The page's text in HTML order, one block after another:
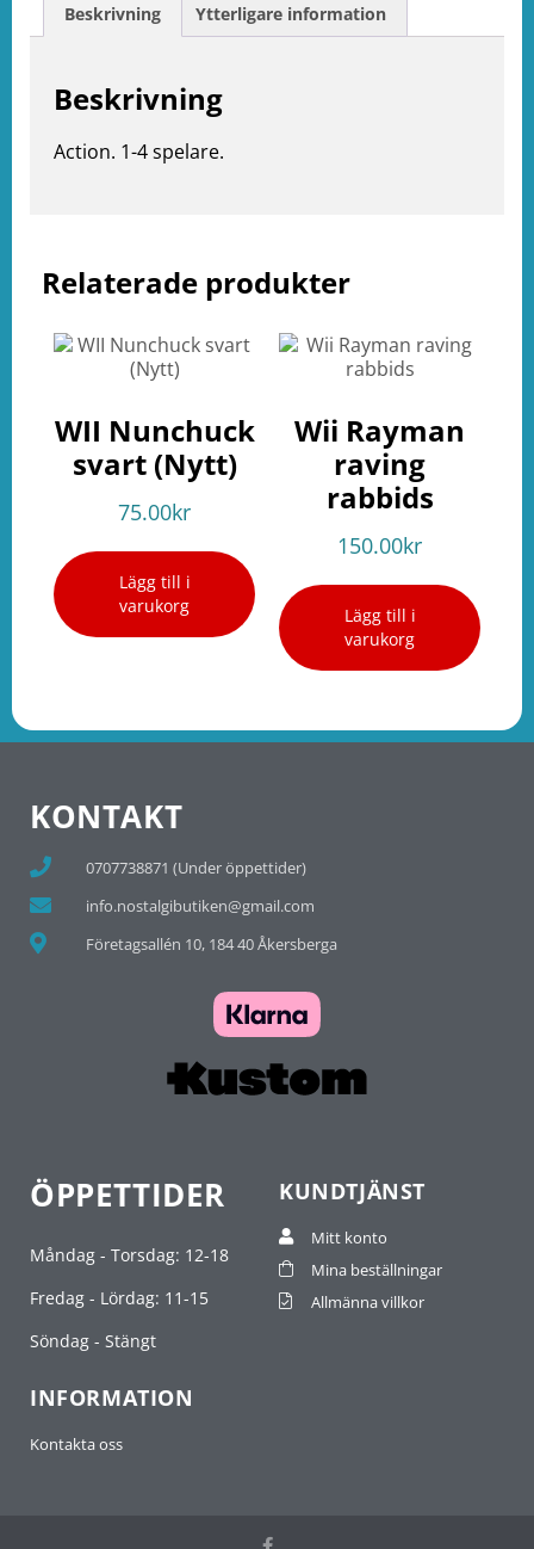
Relaterade produkter
WII Nunchuck
svart (Nytt)
75.00kr
Lägg till i
varukorg
Wii Rayman
raving
rabbids
150.00kr
Lägg till i
varukorg
Beskrivning Ytterligare information
Beskrivning
Action. 1-4 spelare.
KONTAKT
0707738871 (Under öppettider)
info.nostalgibutiken@gmail.com
Företagsallén 10, 184 40 Åkersberga
ÖPPETTIDER
Måndag - Torsdag: 12-18
Fredag - Lördag: 11-15
Söndag - Stängt
KUNDTJÄNST
Mitt konto
Mina beställningar
Allmänna villkor
INFORMATION
Kontakta oss